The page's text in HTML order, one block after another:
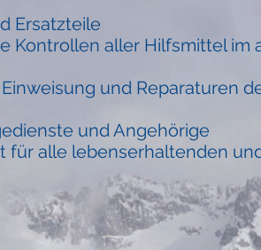
Ersatzteile
Kontrollen aller Hilfsmittel im
und Reparaturen
und Angehörige
für alle lebenserhaltenden